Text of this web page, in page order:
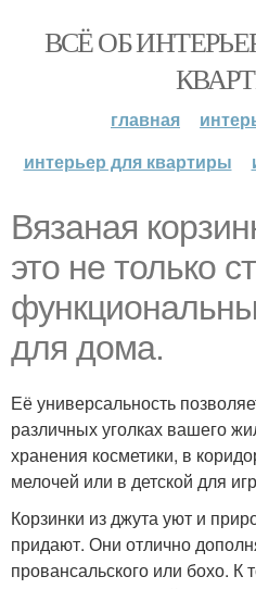
ВСЁ ОБ
главная
интерьер для квартиры
Вязаная
это не только
для дома.
Её универсальность
различных уголках вашего
хранения косметики, в
мелочей или в детской для
Корзинки из джута уют и
придают. Они отлично
провансальского или бохо. К